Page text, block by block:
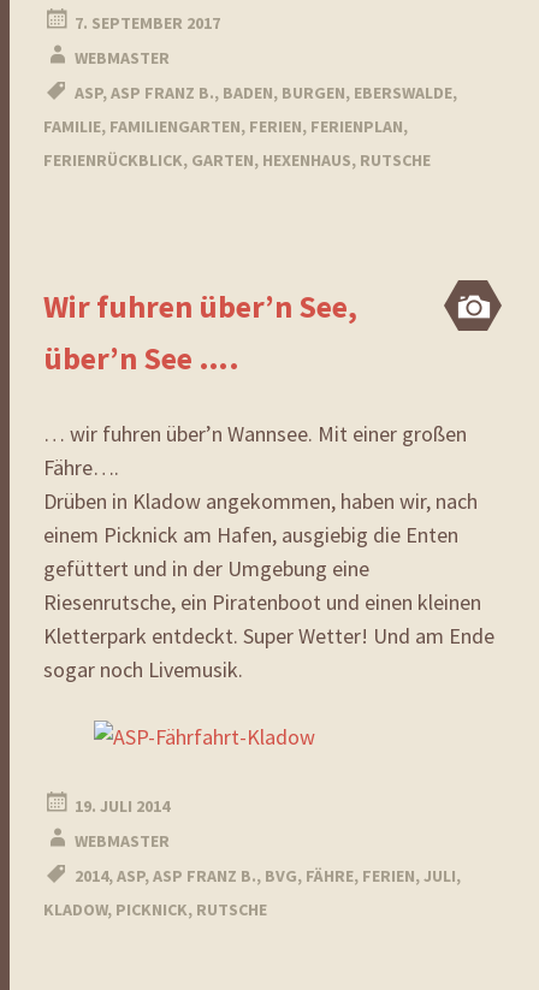
7. SEPTEMBER 2017
WEBMASTER
ASP,ASP FRANZ B., BADEN, BURGEN, EBERSWALDE,
FAMILIE, FAMILIENGARTEN, FERIEN, FERIENPLAN,
FERIENRÜCKBLICK, GARTEN, HEXENHAUS, RUTSCHE
Wir fuhren über’n See,
über’n See ….
… wir fuhren über’n Wannsee. Mit einer großen
Fähre….
Drüben in Kladow angekommen, haben wir, nach
einem Picknick am Hafen, ausgiebig die Enten
gefüttert und in der Umgebung eine
Riesenrutsche, ein Piratenboot und einen kleinen
Kletterpark entdeckt. Super Wetter! Und am Ende
sogar noch Livemusik.
19. JULI 2014
WEBMASTER
2014,ASP,ASP FRANZ B., BVG, FÄHRE, FERIEN,JULI,
KLADOW, PICKNICK, RUTSCHE